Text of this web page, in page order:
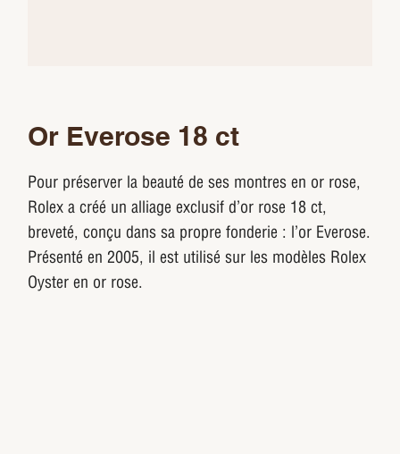
Or Everose 18 ct
Pour préserver la beauté de ses montres en or rose,
Rolex a créé un alliage exclusif d’or rose 18 ct,
breveté, conçu dans sa propre fonderie : l’or Everose.
Présenté en 2005, il est utilisé sur les modèles Rolex
Oyster en or rose.